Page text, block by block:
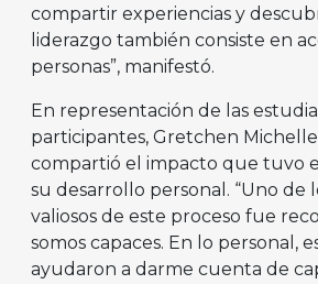
compartir experiencias y
liderazgo también consiste en
personas”, manifestó.
En representación de las
participantes, Gretchen
compartió el impacto que tuvo
su desarrollo personal. “Uno de
valiosos de este proceso fue
somos capaces. En lo personal,
ayudaron a darme cuenta de